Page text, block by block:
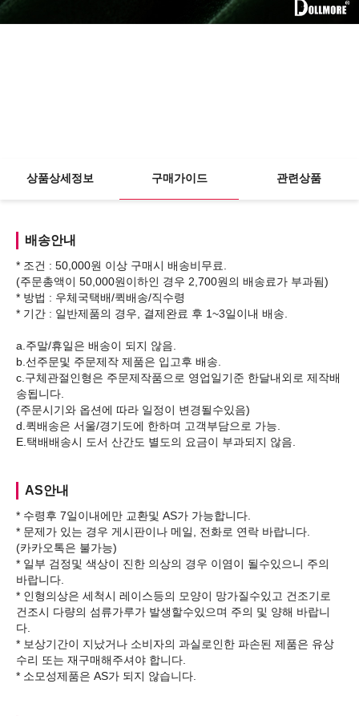
상품상세정보 구매가이드 관련상품
배송안내
* 조건 : 50,000원 이상 구매시 배송비무료.
(주문총액이 50,000원이하인 경우 2,700원의 배송료가 부과됨)
* 방법 : 우체국택배/퀵배송/직수령
* 기간 : 일반제품의 경우, 결제완료 후 1~3일이내 배송.
a.주말/휴일은 배송이 되지 않음.
b.선주문및 주문제작 제품은 입고후 배송.
c.구체관절인형은 주문제작품으로 영업일기준 한달내외로 제작배
송됩니다.
(주문시기와 옵션에 따라 일정이 변경될수있음)
d.퀵배송은 서울/경기도에 한하며 고객부담으로 가능.
AS안내
* 수령후 7일이내에만 교환및 AS가 가능합니다.
* 문제가 있는 경우 게시판이나 메일, 전화로 연락 바랍니다.
(카카오톡은 불가능)
* 일부 검정및 색상이 진한 의상의 경우 이염이 될수있으니 주의
바랍니다.
* 인형의상은 세척시 레이스등의 모양이 망가질수있고 건조기로
건조시 다량의 섬류가루가 발생할수있으며 주의 및 양해 바랍니
다.
* 보상기간이 지났거나 소비자의 과실로인한 파손된 제품은 유상
수리 또는 재구매해주셔야 합니다.